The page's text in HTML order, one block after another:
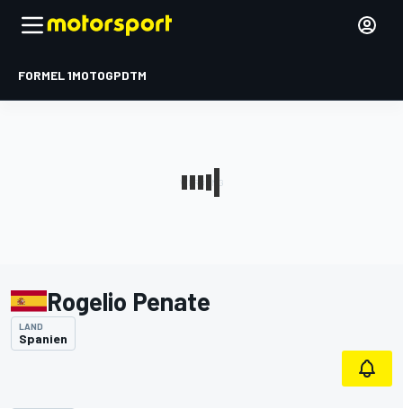
FORMEL 1MOTOGPDTM
Rogelio Penate
LAND
Spanien